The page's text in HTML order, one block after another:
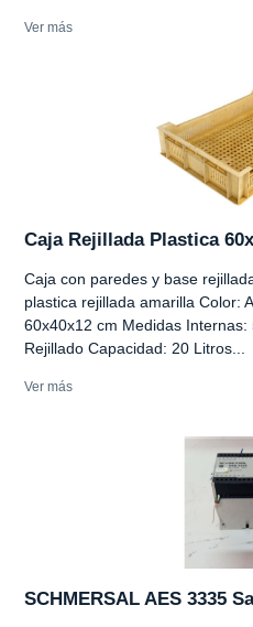
Ver más
Caja Rejillada Plastica
Caja con paredes y base
plastica rejillada amarilla Color:
60x40x12 cm Medidas
Rejillado Capacidad: 20 Litros...
Ver más
SCHMERSAL AES 3335